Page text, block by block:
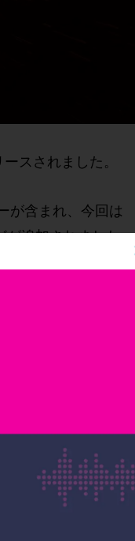
スされました。
が含まれ、今回は
が追加されました。